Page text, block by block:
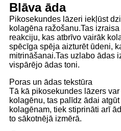
Blāva āda
Pikosekundes lāzeri iekļūst
kolagēna ražošanu.Tas
reakciju, kas atbrīvo vairāk
spēcīga spēja aizturēt ūdeni,
mitrināšanai.Tas uzlabo ādas
vispārējo ādas toni.
Poras un ādas tekstūra
Tā kā pikosekundes lāzers
kolagēnu, tas palīdz ādai
kolagēnam, tiek stiprināti arī
to sākotnējā izmērā.